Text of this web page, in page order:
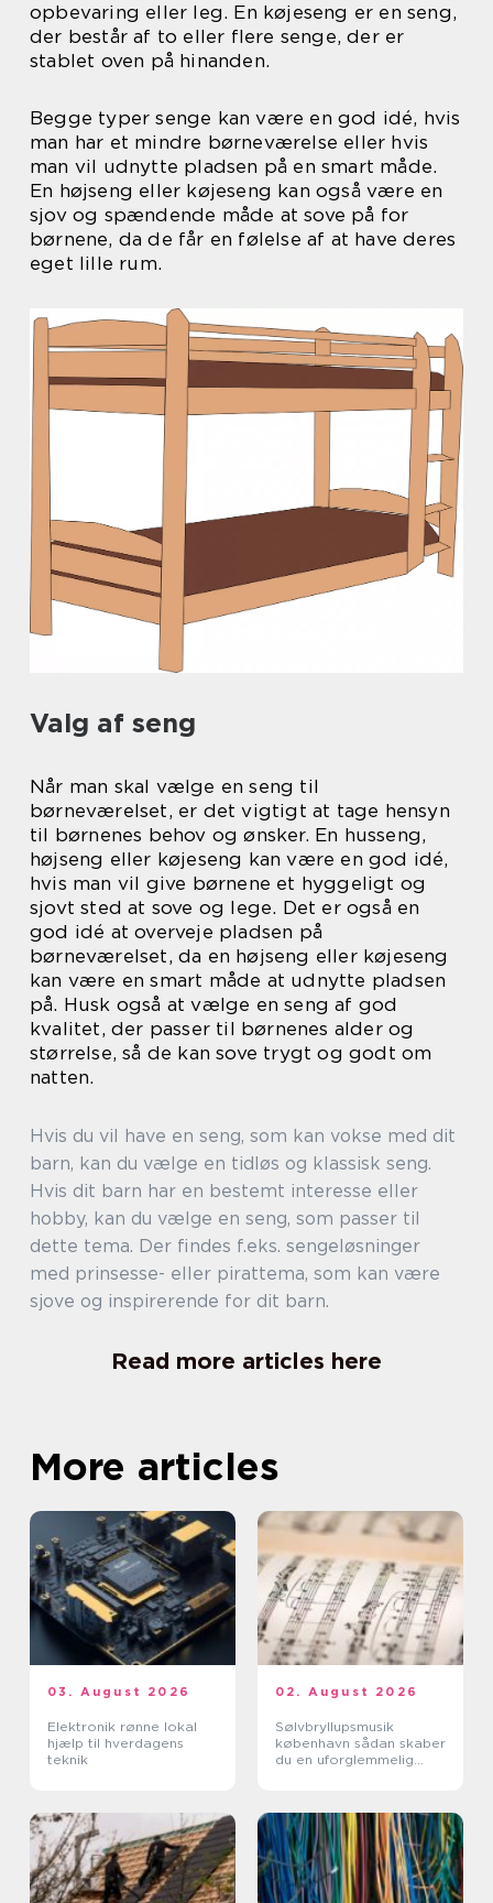
opbevaring eller leg. En køjeseng er en seng,
der består af to eller flere senge, der er
stablet oven på hinanden.
Begge typer senge kan være en god idé, hvis
man har et mindre børneværelse eller hvis
man vil udnytte pladsen på en smart måde.
En højseng eller køjeseng kan også være en
sjov og spændende måde at sove på for
børnene, da de får en følelse af at have deres
eget lille rum.
Valg af seng
Når man skal vælge en seng til
børneværelset, er det vigtigt at tage hensyn
til børnenes behov og ønsker. En husseng,
højseng eller køjeseng kan være en god idé,
hvis man vil give børnene et hyggeligt og
sjovt sted at sove og lege. Det er også en
god idé at overveje pladsen på
børneværelset, da en højseng eller køjeseng
kan være en smart måde at udnytte pladsen
på. Husk også at vælge en seng af god
kvalitet, der passer til børnenes alder og
størrelse, så de kan sove trygt og godt om
natten.
Hvis du vil have en seng, som kan vokse med dit
barn, kan du vælge en tidløs og klassisk seng.
Hvis dit barn har en bestemt interesse eller
hobby, kan du vælge en seng, som passer til
dette tema. Der findes f.eks. sengeløsninger
med prinsesse- eller pirattema, som kan være
sjove og inspirerende for dit barn.
Read more articles here
More articles
03. August 2026
Elektronik rønne lokal
hjælp til hverdagens
teknik
02. August 2026
Sølvbryllupsmusik
københavn sådan skaber
du en uforglemmelig